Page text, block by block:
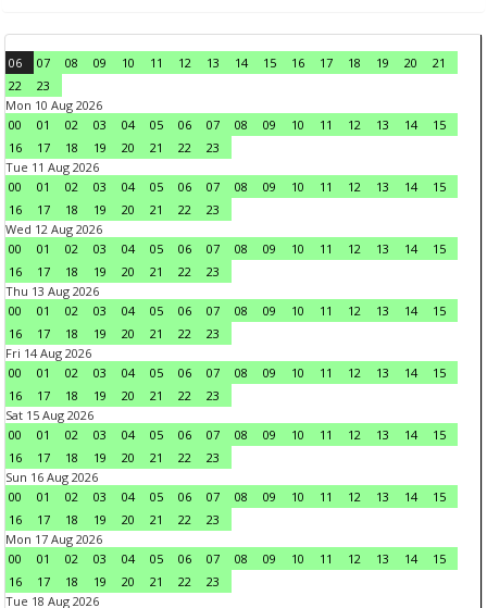
06 07 08 09 10 11 12 13 14 15 16 17 18 19 20
21
22
23
Mon 10 Aug 2026
00
01 02 03 04 05 06 07 08 09 10 11 12 13 14
15
16
17 18 19 20 21 22
23
Tue 11 Aug 2026
00
01 02 03 04 05 06 07 08 09 10 11 12 13 14
15
16
17 18 19 20 21 22
23
Wed 12 Aug 2026
00
01 02 03 04 05 06 07 08 09 10 11 12 13 14
15
16
17 18 19 20 21 22
23
Thu 13 Aug 2026
00
01 02 03 04 05 06 07 08 09 10 11 12 13 14
15
16
17 18 19 20 21 22
23
Fri 14 Aug 2026
00
01 02 03 04 05 06 07 08 09 10 11 12 13 14
15
16
17 18 19 20 21 22
23
Sat 15 Aug 2026
00
01 02 03 04 05 06 07 08 09 10 11 12 13 14
15
16
17 18 19 20 21 22
23
Sun 16 Aug 2026
00
01 02 03 04 05 06 07 08 09 10 11 12 13 14
15
16
17 18 19 20 21 22
23
Mon 17 Aug 2026
00
01 02 03 04 05 06 07 08 09 10 11 12 13 14
15
16
17 18 19 20 21 22
23
Tue 18 Aug 2026